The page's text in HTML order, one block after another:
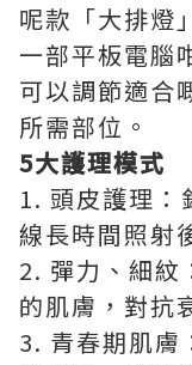
呢款「大排燈
一部平板電腦
可以調節適合
所需部位。
5大護理模式
1. 頭皮護理
線長時間照射
2. 彈力、細紋
的肌膚，對抗
3. 青春期肌膚